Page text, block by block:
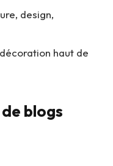
design,
haut de
blogs